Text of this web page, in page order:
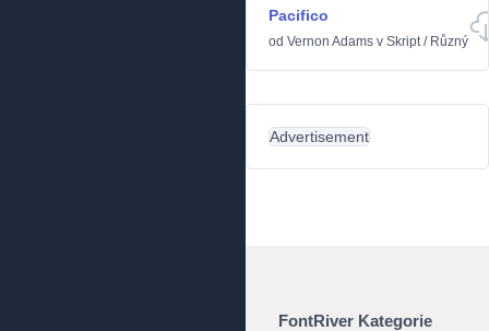
Pacifico
od Vernon Adams v Skript/ Různý
Advertisement
FontRiver Kategorie